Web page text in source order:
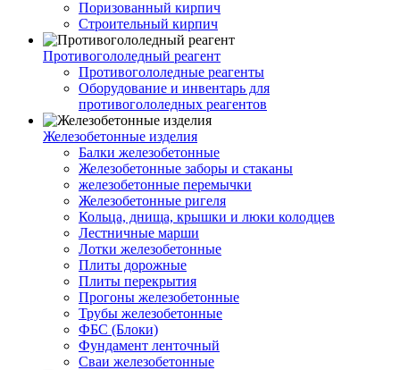
Поризованный кирпич
Строительный кирпич
Противогололедный реагент
Противогололедные реагенты
Оборудование и инвентарь для
противогололедных реагентов
Железобетонные изделия
Балки железобетонные
Железобетонные заборы и стаканы
железобетонные перемычки
Железобетонные ригеля
Кольца, днища, крышки и люки колодцев
Лестничные марши
Лотки железобетонные
Плиты дорожные
Плиты перекрытия
Прогоны железобетонные
Трубы железобетонные
ФБС (Блоки)
Фундамент ленточный
Сваи железобетонные